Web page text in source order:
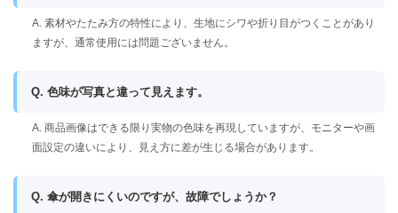
A. 素材やたたみ方の特性により、生地にシワや折り目がつくことがあり
ますが、通常使用には問題ございません。
Q. 色味が写真と違って見えます。
A. 商品画像はできる限り実物の色味を再現していますが、モニターや画
面設定の違いにより、見え方に差が生じる場合があります。
Q. 傘が開きにくいのですが、故障でしょうか？